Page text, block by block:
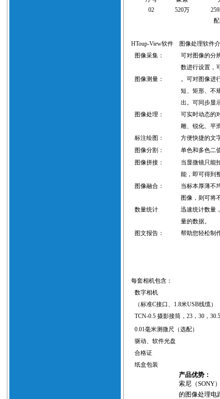
02 520万
HToup-View软件
图像处理软件
图像采集：
可对图像的分
数进行设置，
图像测量：
。可对图像进
短、矩形、不
出。可同步显
图像处理：
可实时动态的
雕、锐化、平
标注绘图：
方便快捷的文
图像分割：
单色和多色二
图像拼接：
当显微镜只能
能，即可得到
图像融合：
当标本厚薄不
图像，则可将
数量统计
迅速统计数量
量的数据。
图文报告：
帮助您轻松制
每套相机包含：
数字相机
（标准C接口、 1.8米USB线缆）
TCN-0.5摄影接筒，23 ，30 ，
0.01毫米测微尺（选配）
驱动、软件光盘
合格证
纸盒包装
产品优势：
索尼（SONY
的图像处理电